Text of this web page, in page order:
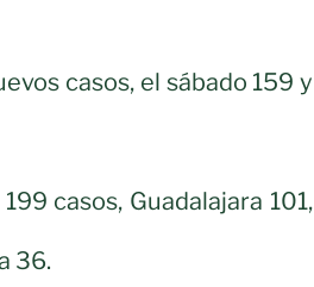
casos, el sábado 159 y
casos, Guadalajara 101,
36.